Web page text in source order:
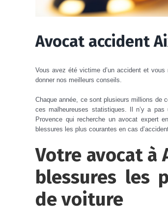
Avocat accident
Vous avez été victime d’un accident et
donner nos meilleurs conseils.
Chaque année, ce sont plusieurs millions de
ces malheureuses statistiques. Il n’y a
Provence qui recherche un avocat expert
blessures les plus courantes en cas
Votre avocat à
blessures les
de voiture